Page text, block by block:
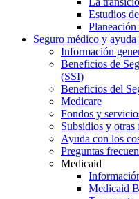
Estudios
Seguro médico y ayuda
Información
Beneficios de
(SSI)
Beneficios del
Medicare
Fondos y
Subsidios y otras
Ayuda con los
Preguntas
Medicaid
Medicaid